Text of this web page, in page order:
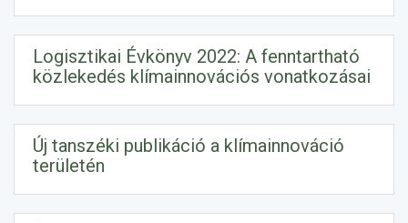
Logisztikai Évkönyv 2022: A fenntartható
közlekedés klímainnovációs vonatkozásai
Új tanszéki publikáció a klímainnováció
területén